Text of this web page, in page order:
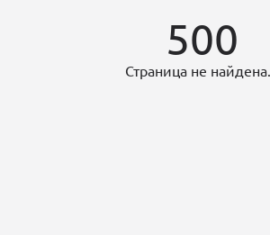
500
Страница не найдена...